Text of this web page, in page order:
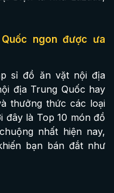
ngon được ưa
sỉ đồ ăn vặt nội địa
địa Trung Quốc hay
thưởng thức các loại
đây là Top 10 món đồ
nhất hiện nay,
bạn bán đắt như